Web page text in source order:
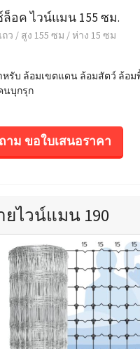
อค ไวน์แมน 155 ซม.
ว / สูง 155 ซม / ห่าง 15 ซม
หรับ ล้อมเขตแดน ล้อมสัตว์ ล้อ
นบุกรุก
าม ขอใบเสนอราคา
ไวน์แมน 190